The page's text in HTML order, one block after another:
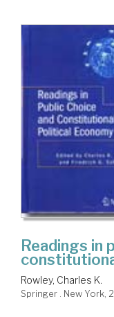
Readings in
Rowley, Charles K.
Springer . New York,